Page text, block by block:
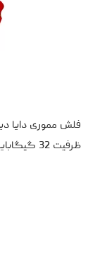
ظرفیت 32 گیگابایت